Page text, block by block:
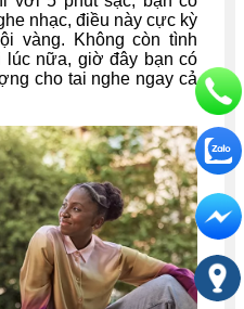
nhạc, điều này cực kỳ
vàng. Không còn tình
lúc nữa, giờ đây bạn có
cho tai nghe ngay cả